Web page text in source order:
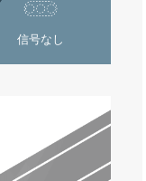
信号なし